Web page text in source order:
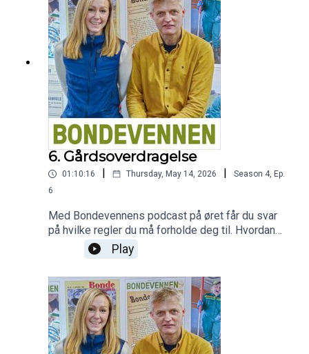
år.Podcasten Bondevennen er sponsa av
BondeKompaniet.
6. Gårdsoverdragelse
01:10:16 | Thursday, May 14, 2026 | Season 4, Ep.
6
Med Bondevennens podcast på øret får du svar
på hvilke regler du må forholde deg til. Hvordan
kan begge generasjoner komme best mulig ut –
både økonomisk og skattemessig? Og hvordan
håndterer dere søsken, arv og forventninger?
Martin Svebestad fra Jæren Regnskap deler
innsikt og praktiske råd fra mange års erfaring
som rådgiver innen
gårdsoverdragelse.Podcasten Bondevennen er
sponsa av BondeKompaniet.
Play